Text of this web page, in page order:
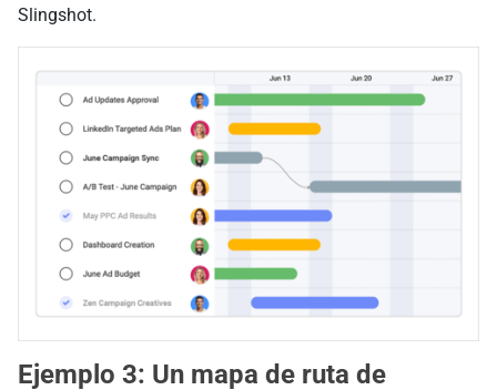
Slingshot.
Ejemplo 3: Un mapa de ruta de